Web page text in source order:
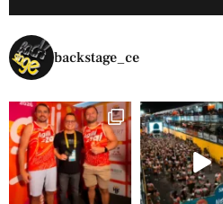
backstage_ce